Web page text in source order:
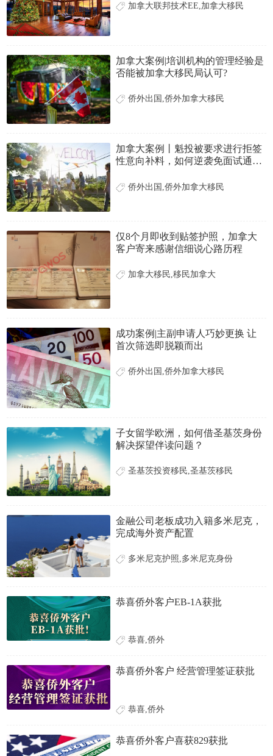
加拿大联邦技术EE,加拿大移民
加拿大案例|培训机构的管理经验是
否能被加拿大移民局认可?
侨外出国,侨外加拿大移民
加拿大案例丨魁投被要求进行拒签
性意向补料，如何逆袭免面试通
侨外出国,侨外加拿大移民
仅8个月即收到贴签护照，加拿大
客户寄来感谢信细说心路历程
加拿大移民,移民加拿大
成功案例|主副申请人巧妙更换 让
首次筛选即脱颖而出
侨外出国,侨外加拿大移民
子女留学欧洲，如何借圣基茨身份
解决探望伴读问题？
圣基茨投资移民,圣基茨移民
金融公司老板成功入籍多米尼克，
完成海外资产配置
多米尼克护照,多米尼克身份
恭喜侨外客户EB-1A获批
恭喜,侨外
恭喜侨外客户 经营管理签证获批
恭喜,侨外
恭喜侨外客户喜获829获批